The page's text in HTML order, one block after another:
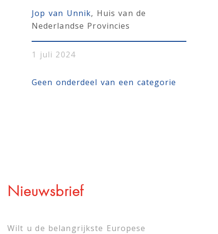
Jop van Unnik, Huis van de
Nederlandse Provincies
1 juli 2024
Geen onderdeel van een categorie
Nieuwsbrief
Wilt u de belangrijkste Europese